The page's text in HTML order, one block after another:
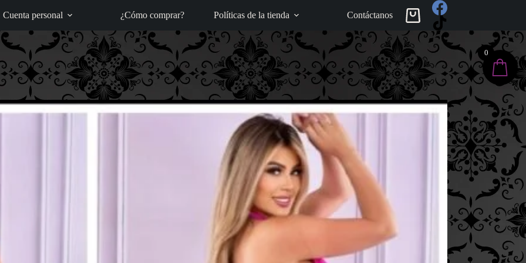
Cuenta personal ¿Cómo comprar? Políticas de la tienda Contáctanos
Carro
de
compra
0